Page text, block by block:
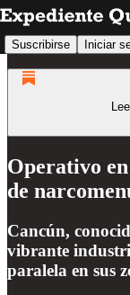
Suscribirse Iniciar
Operativo
de
Cancún,
vibrante
paralela en sus